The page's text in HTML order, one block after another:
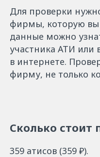
Для проверки
фирмы, которую вы
данные можно
участника АТИ или
в интернете.
фирму, не только
Сколько стоит
359 атисов (359 ₽).